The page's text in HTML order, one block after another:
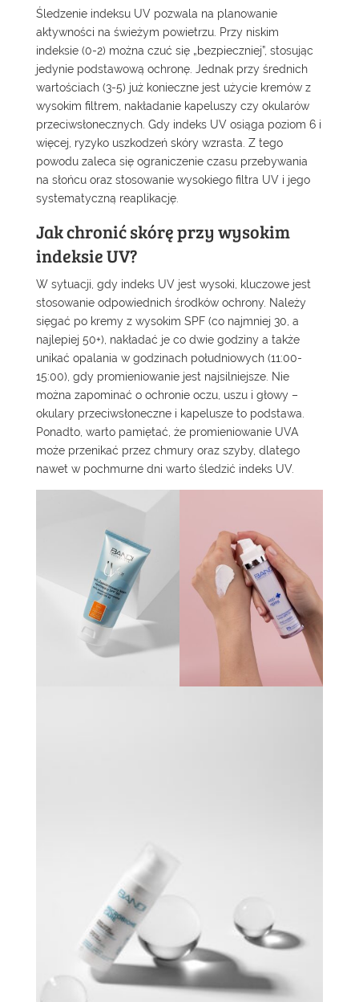
Śledzenie indeksu UV pozwala na planowanie
aktywności na świeżym powietrzu. Przy niskim
indeksie (0-2) można czuć się „bezpieczniej”, stosując
jedynie podstawową ochronę. Jednak przy średnich
wartościach (3-5) już konieczne jest użycie kremów z
wysokim filtrem, nakładanie kapeluszy czy okularów
przeciwsłonecznych. Gdy indeks UV osiąga poziom 6 i
więcej, ryzyko uszkodzeń skóry wzrasta. Z tego
powodu zaleca się ograniczenie czasu przebywania
na słońcu oraz stosowanie wysokiego filtra UV i jego
systematyczną reaplikację.
Jak chronić skórę przy wysokim
indeksie UV?
W sytuacji, gdy indeks UV jest wysoki, kluczowe jest
stosowanie odpowiednich środków ochrony. Należy
sięgać po kremy z wysokim SPF (co najmniej 30, a
najlepiej 50+), nakładać je co dwie godziny a także
unikać opalania w godzinach południowych (11:00-
15:00), gdy promieniowanie jest najsilniejsze. Nie
można zapominać o ochronie oczu, uszu i głowy –
okulary przeciwsłoneczne i kapelusze to podstawa.
Ponadto, warto pamiętać, że promieniowanie UVA
może przenikać przez chmury oraz szyby, dlatego
nawet w pochmurne dni warto śledzić indeks UV.